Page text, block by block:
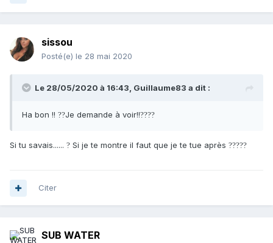
sissou
Posté(e) le 28 mai 2020
Le 28/05/2020 à 16:43, Guillaume83 a dit :
Ha bon !! ??Je demande à voir!!????
Si tu savais...... ? Si je te montre il faut que je te tue après ?????
Citer
SUB WATER